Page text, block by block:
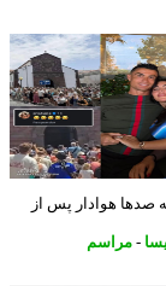
هوادار پس از
مراسم